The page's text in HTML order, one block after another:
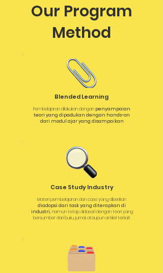
Our Program
Method
Blended Learning
Pembelajaran dilakukan dengan penyampaian
teori yang dipadukan dengan hands-on
dari modul ajar yang disampaikan
Case Study Industry
Materi pembelajaran dan case yang diberikan
diadopsi dari task yang diterapkan di
industri, namun tetap didasari dengan teori yang
bersumber dari buku, jurnal, ataupun artikel terkait